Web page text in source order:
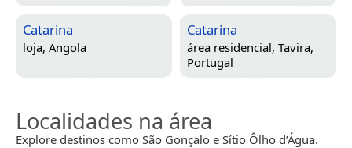
Catarina
loja, Angola
Catarina
área residencial, Tavira,
Portugal
Localidades na área
Explore destinos como São Gonçalo e Sítio Ôlho d’Água.